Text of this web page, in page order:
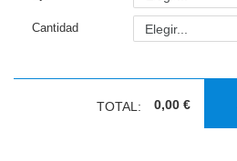
Cantidad
TOTAL: 0,00 €